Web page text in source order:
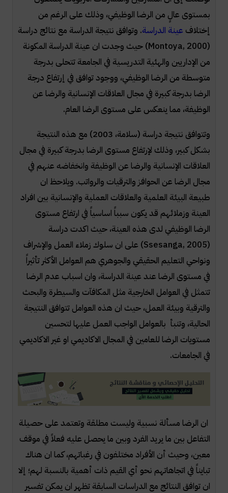
بمستوى عالٍ من الرضا الوظيفي، وذلك على الرغم من
إختلاف عينة الدراسة. وتوافق نتيجة الدراسة مع نتائج دراسة
(
Montoya, 2000) حيث وجدت ان عينة الدراسة المكونة
من الإداريين والهئية التدريسية في الجامعة تتحلى بدرجة
متوسطة من الرضا الوظيفي، ووجود توافق في إرتفاع درجة
الرضا بدرجة كبيرة في مجال العلاقات الإنسانية والرضا عن
الوظيفة، مما ينعكس على مستوى الرضا العام.
وتتوافق نتيجة دراسة (سلامة، 2003) مع هذه النتيجة
بشكل كبير، وذلك لإرتفاع مستوى الرضا بدرجة كبيرة في مجال
العلاقات الإنسانية والرضا عن الوظيفة وانخفاضه عنهم في
مجال الرضا عن الحوافز والترقيات والرواتب. ويلاحظ ان
طبيعة البيئة العلمية والعلاقات العملية والإنسانية بين افراد
العينة وزملائهم قد يكون سبباً اساسياً في ارتفاع مستوى
الرضا الوظيفي لدى هذه العينة، حيث اكدت دراسة
(
Ssesanga, 2005) على ان سلوك زملاء العمل والإشراف
ونواحي التعليم الحقيقي والجوهري هم العوامل الأكثر تأثيراً
في مستوى الرضا عند عينة الدراسة، وان اسباب عدم الرضا
تتمثل في العوامل الخارجية مثل المكافآت والسيطرة والبحث
والترقية وبيئة العمل، حيث ان هذه العوامل تتوافق النتيجة
الحالية، وتنبأ بالعوامل الواجب العمل عليها لتحسين
مستويات الرضا للعامين في المجال الاكاديمي او غير الاكاديمي
في الجامعات.
ان الرضا مسألة نسبية وليست مطلقة وتعتمد على حصيلة
التفاعل بين ما يريد الفرد وبين ما يحصل عليه فعلاً في موقف
معين، وحيث أن الأفراد مختلفون في رغباتهم، كما ان هناك
تبايناً في اتجاهاتهم نحو أي القيم ذات أهمية بالنسبة لهم؛ إلا
ان توافق النتائج مع الدراسات السابقة تظهر ان يمكن تفسير